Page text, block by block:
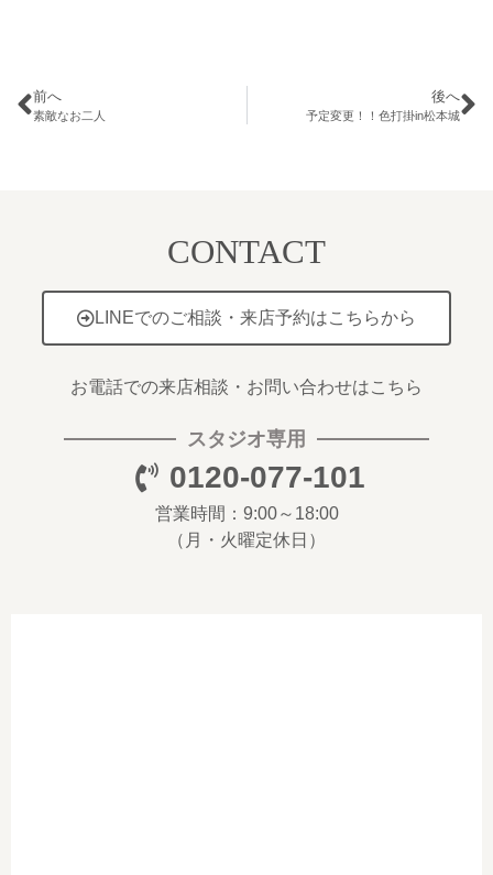
前へ
素敵なお二人
後へ
予定変更！！色打掛in松本城
CONTACT
LINEでのご相談・来店予約はこちらから
お電話での来店相談・お問い合わせはこちら
スタジオ専用
0120-077-101
営業時間：9:00～18:00
（月・火曜定休日）